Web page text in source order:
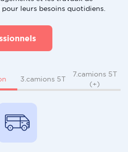
leurs besoins quotidiens.
3.camions 5T
7.camions 5T
(+)